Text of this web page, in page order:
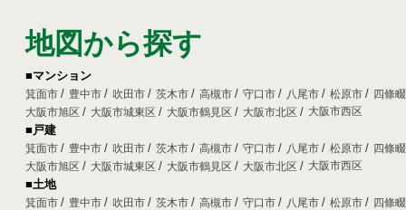
地図から探す
■マンション
箕面市 豊中市 吹田市 茨木市 高槻市 守口市 八尾市 松原市
四條
大阪市旭区
大阪市城東区 大阪市鶴見区 大阪市北区 大阪市西区
■戸建
箕面市 豊中市 吹田市 茨木市 高槻市 守口市 八尾市 松原市
四條
大阪市旭区
大阪市城東区 大阪市鶴見区 大阪市北区 大阪市西区
■土地
箕面市 豊中市 吹田市 茨木市 高槻市 守口市 八尾市 松原市
四條